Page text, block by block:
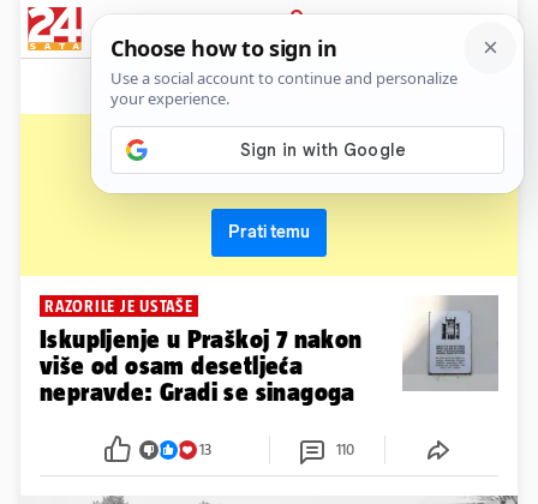
PRIJAVA
News
parkiralište
Prati temu
RAZORILE JE USTAŠE
Iskupljenje u Praškoj 7 nakon
više od osam desetljeća
nepravde: Gradi se sinagoga
13 110